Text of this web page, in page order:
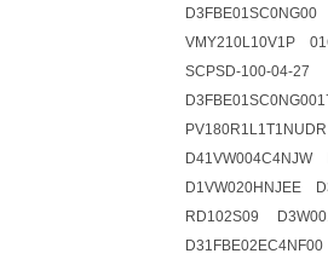
VMY210L10V1P
SCPSD-100-04-27
D41VW004C4NJW
D1VW020HNJEE
RD102S09